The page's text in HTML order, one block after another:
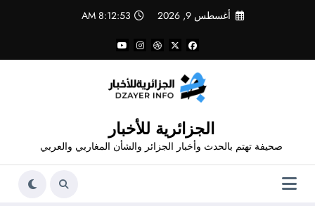
أغسطس 9, 2026 8:12:53 AM
الجزائرية للأخبار
صحيفة تهتم بالحدث وأخبار الجزائر والشأن المغاربي والعربي